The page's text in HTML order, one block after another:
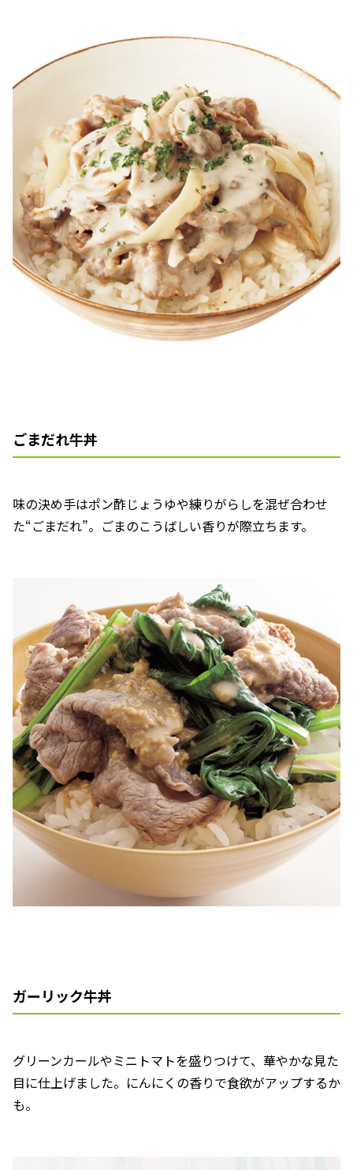
ごまだれ牛丼
味の決め手はポン酢じょうゆや練りがらしを混ぜ合わせ
た“ごまだれ”。ごまのこうばしい香りが際立ちます。
ガーリック牛丼
グリーンカールやミニトマトを盛りつけて、華やかな見た
目に仕上げました。にんにくの香りで食欲がアップするか
も。